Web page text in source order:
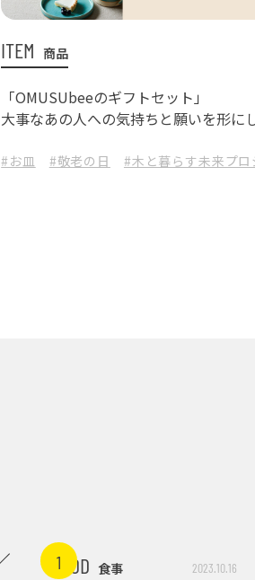
ITEM 商品
「OMUSUbeeのギフトセット」
大事なあの人への気持ちと願いを形に
#お皿 #敬老の日 #木と暮らす未来プロ
1FOOD 食事 2023.10.16